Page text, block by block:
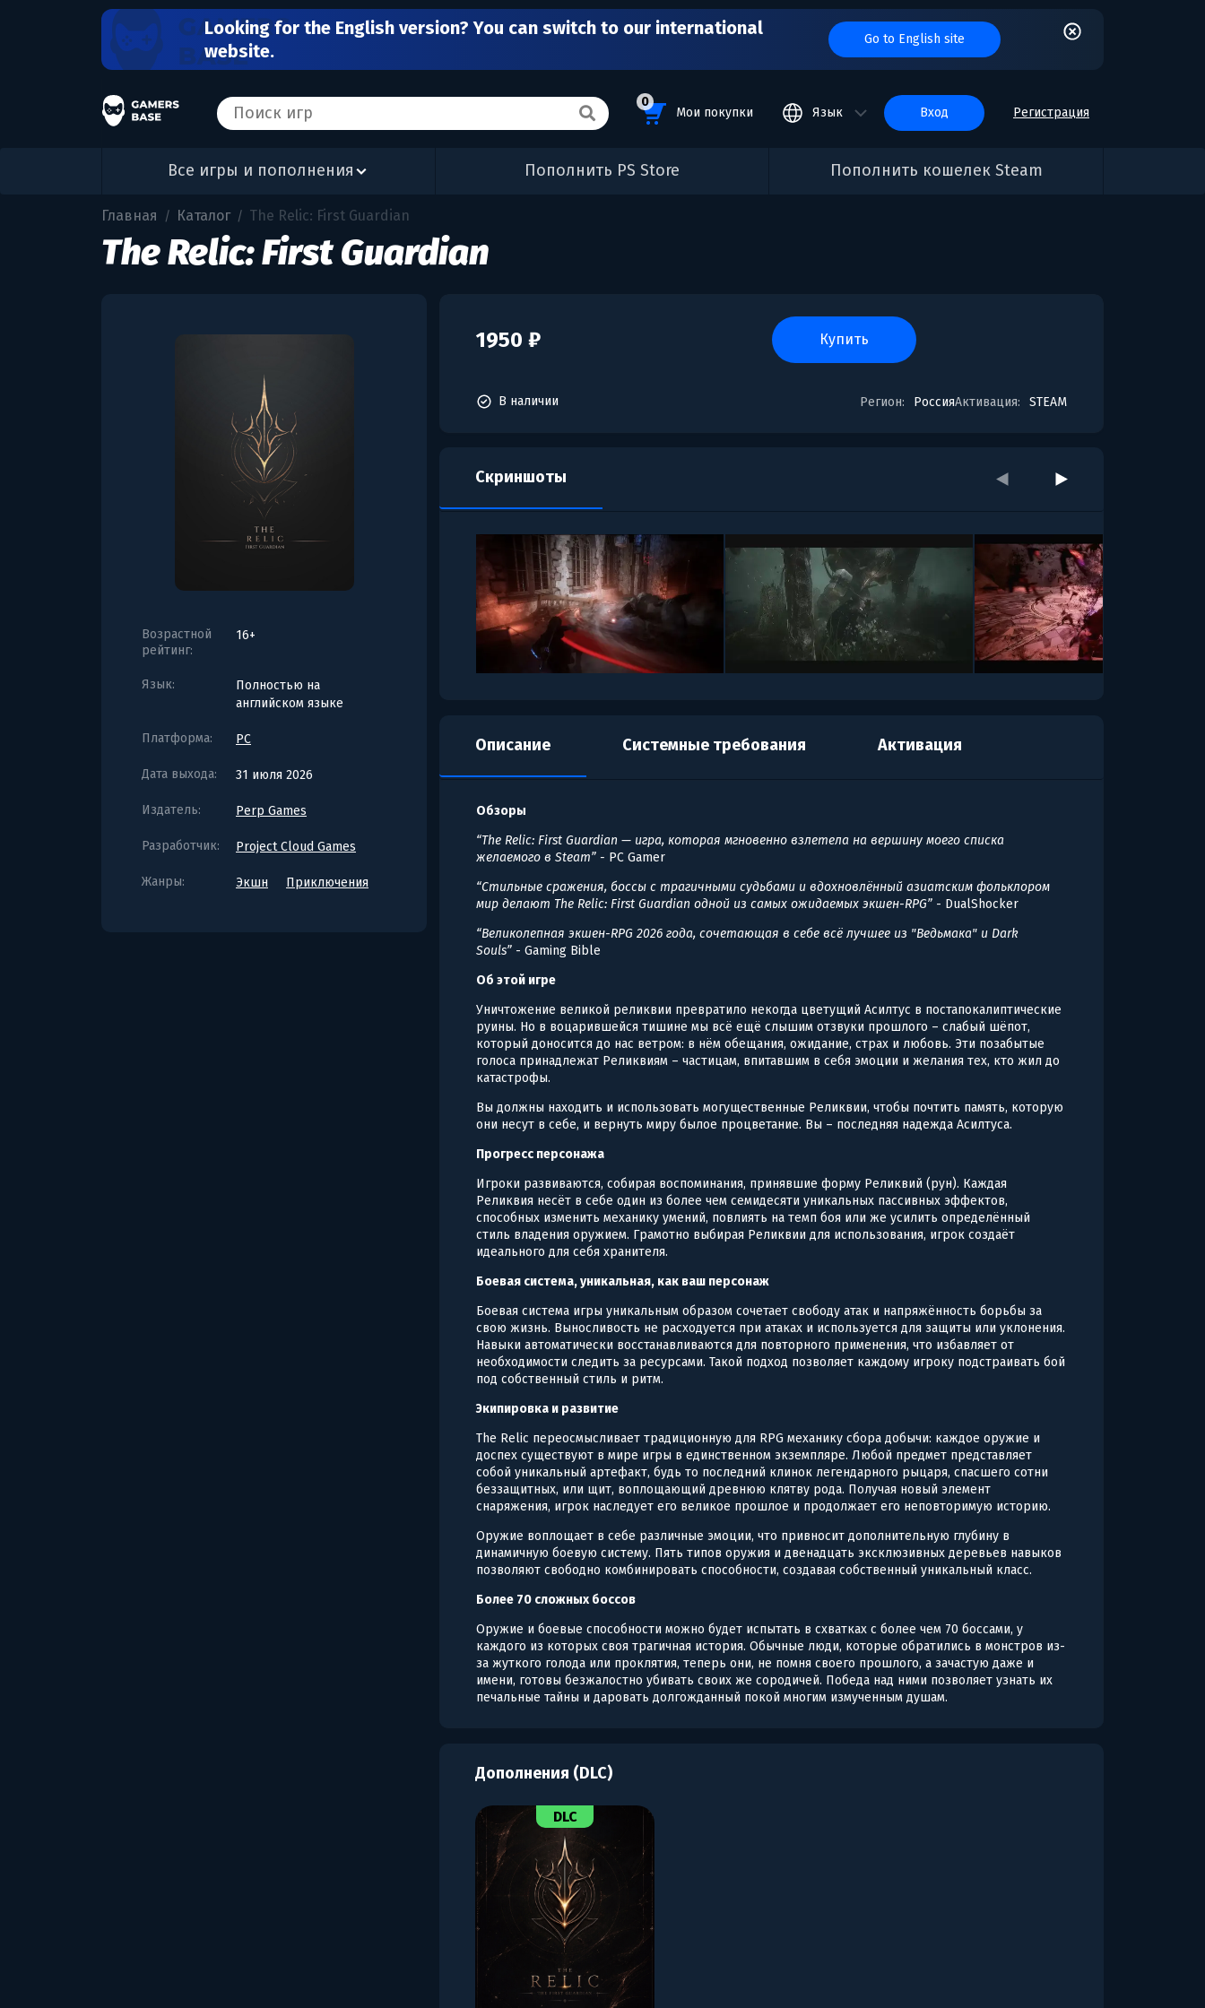
Looking for the English version? You can switch to our international
website.
Go to English site
0
Мои покупки Язык вход Регистрация
Все игры и пополнения Пополнить PS Store Пополнить кошелек Steam
Главная / Каталог / The Relic: First Guardian
The Relic: First Guardian
Возрастной
рейтинг:
16+
Язык:
Полностью на
английском языке
Платформа: PC
Дата выхода: 31 июля 2026
Издатель: Perp Games
Разработчик: Project Cloud Games
Жанры: Экшн Приключения
1950 ₽ купить
Регион: РоссияАктивация: STEAM
В наличии
Скриншоты
Описание Системные требования Активация
Обзоры
“The Relic: First Guardian — игра, которая мгновенно взлетела на вершину моего списка
желаемого в Steam” - PC Gamer
“Стильные сражения, боссы c трагичными судьбами и вдохновлённый азиатским фольклором
мир делают The Relic: First Guardian одной из самых ожидаемых экшен-RPG” - DualShocker
“Великолепная экшен-RPG 2026 года, сочетающая в себе всё лучшее из "Ведьмака" и Dark
Souls” - Gaming Bible
Об этой игре
Уничтожение великой реликвии превратило некогда цветущий Асилтус в постапокалиптические
руины. Но в воцарившейся тишине мы всё ещё слышим отзвуки прошлого – слабый шёпот,
который доносится до нас ветром: в нём обещания, ожидание, страх и любовь. Эти позабытые
голоса принадлежат Реликвиям – частицам, впитавшим в себя эмоции и желания тех, кто жил до
катастрофы.
Вы должны находить и использовать могущественные Реликвии, чтобы почтить память, которую
они несут в себе, и вернуть миру былое процветание. Вы – последняя надежда Асилтуса.
Прогресс персонажа
Игроки развиваются, собирая воспоминания, принявшие форму Реликвий (рун). Каждая
Реликвия несёт в себе один из более чем семидесяти уникальных пассивных эффектов,
способных изменить механику умений, повлиять на темп боя или же усилить определённый
стиль владения оружием. Грамотно выбирая Реликвии для использования, игрок создаёт
идеального для себя хранителя.
Боевая система, уникальная, как ваш персонаж
Боевая система игры уникальным образом сочетает свободу атак и напряжённость борьбы за
свою жизнь. Выносливость не расходуется при атаках и используется для защиты или уклонения.
Навыки автоматически восстанавливаются для повторного применения, что избавляет от
необходимости следить за ресурсами. Такой подход позволяет каждому игроку подстраивать бой
под собственный стиль и ритм.
Экипировка и развитие
The Relic переосмысливает традиционную для RPG механику сбора добычи: каждое оружие и
доспех существуют в мире игры в единственном экземпляре. Любой предмет представляет
собой уникальный артефакт, будь то последний клинок легендарного рыцаря, спасшего сотни
беззащитных, или щит, воплощающий древнюю клятву рода. Получая новый элемент
снаряжения, игрок наследует его великое прошлое и продолжает его неповторимую историю.
Оружие воплощает в себе различные эмоции, что привносит дополнительную глубину в
динамичную боевую систему. Пять типов оружия и двенадцать эксклюзивных деревьев навыков
позволяют свободно комбинировать способности, создавая собственный уникальный класс.
Более 70 сложных боссов
Оружие и боевые способности можно будет испытать в схватках с более чем 70 боссами, у
каждого из которых своя трагичная история. Обычные люди, которые обратились в монстров из-
за жуткого голода или проклятия, теперь они, не помня своего прошлого, а зачастую даже и
имени, готовы безжалостно убивать своих же сородичей. Победа над ними позволяет узнать их
печальные тайны и даровать долгожданный покой многим измученным душам.
Дополнения (DLC)
DLC